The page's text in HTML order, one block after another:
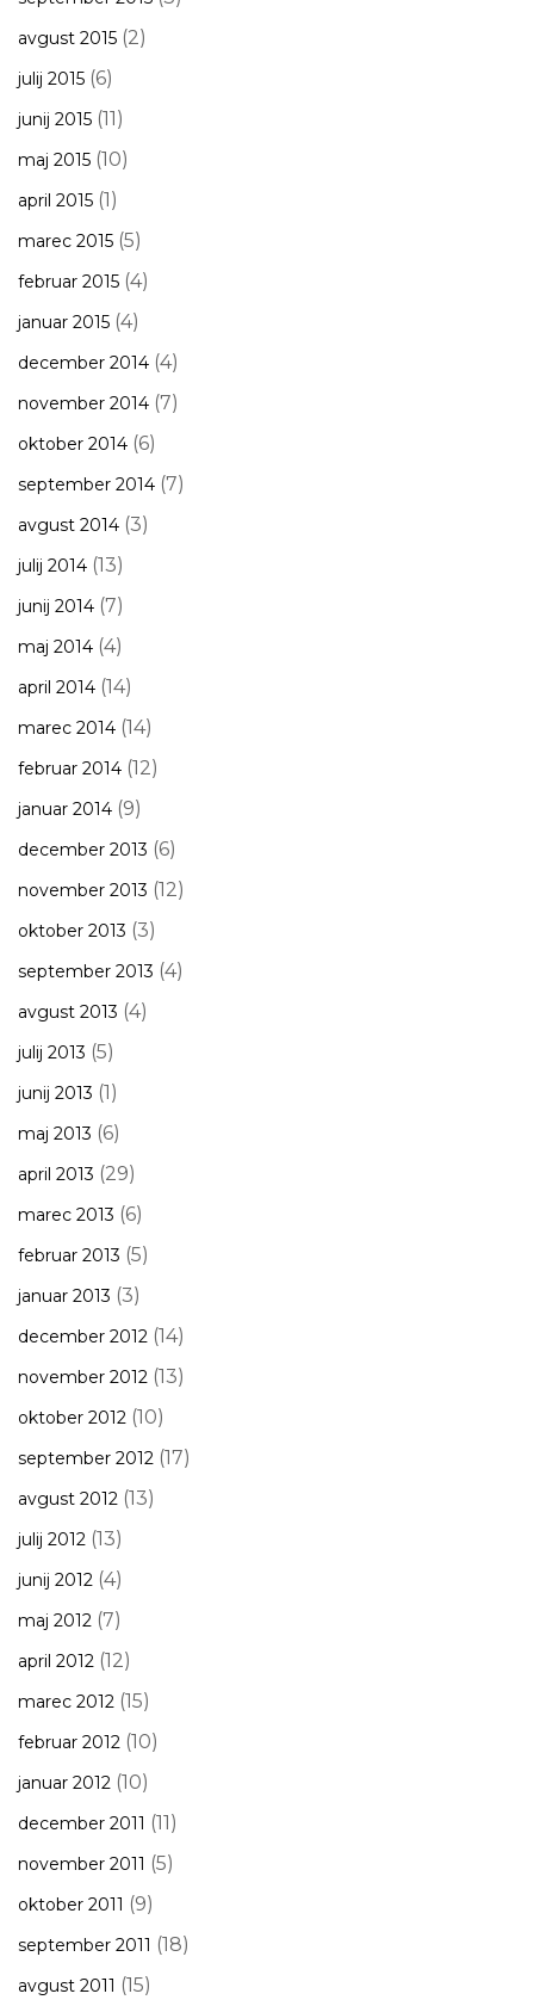
avgust 2015 (2)
julij 2015 (6)
junij 2015 (11)
maj 2015 (10)
april 2015 (1)
marec 2015 (5)
februar 2015 (4)
januar 2015 (4)
december 2014 (4)
november 2014 (7)
oktober 2014 (6)
september 2014 (7)
avgust 2014 (3)
julij 2014 (13)
junij 2014 (7)
maj 2014 (4)
april 2014 (14)
marec 2014 (14)
februar 2014 (12)
januar 2014 (9)
december 2013 (6)
november 2013 (12)
oktober 2013 (3)
september 2013 (4)
avgust 2013 (4)
julij 2013 (5)
junij 2013 (1)
maj 2013 (6)
april 2013 (29)
marec 2013 (6)
februar 2013 (5)
januar 2013 (3)
december 2012 (14)
november 2012 (13)
oktober 2012 (10)
september 2012 (17)
avgust 2012 (13)
julij 2012 (13)
junij 2012 (4)
maj 2012 (7)
april 2012 (12)
marec 2012 (15)
februar 2012 (10)
januar 2012 (10)
december 2011 (11)
november 2011 (5)
oktober 2011 (9)
september 2011 (18)
avgust 2011 (15)